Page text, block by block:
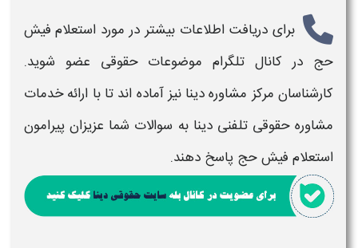
برای دریافت اطلاعات بیشتر در مورد استعلام فیش
حج در کانال تلگرام موضوعات حقوقی عضو شوید.
کارشناسان مرکز مشاوره دینا نیز آماده اند تا با ارائه خدمات
مشاوره حقوقی تلفنی دینا به سوالات شما عزیزان پیرامون
استعلام فیش حج پاسخ دهند.